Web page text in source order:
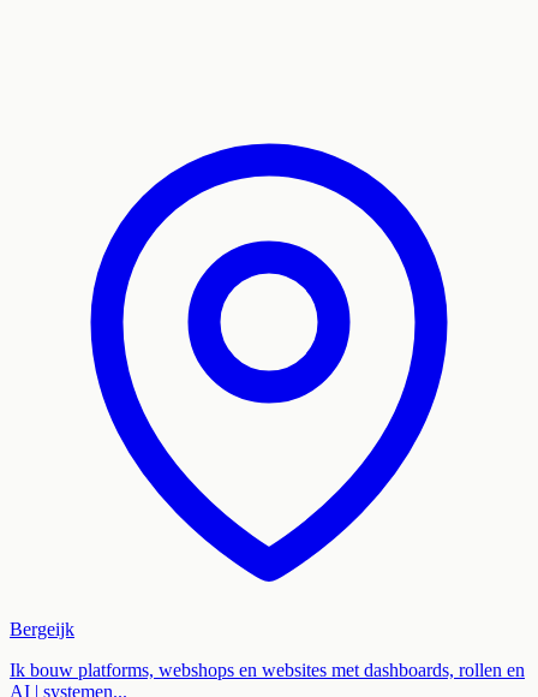
Bergeijk
Ik bouw platforms, webshops en websites met dashboards, rollen en
AI | systemen...